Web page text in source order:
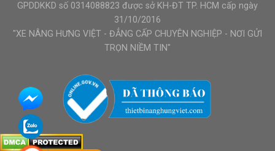
GPDDKKD số 0314088823 được sở KH-ĐT TP. HCM cấp ngày
31/10/2016
"XE NÂNG HƯNG VIỆT - ĐẲNG CẤP CHUYÊN NGHIỆP - NƠI GỬI
TRỌN NIỀM TIN"